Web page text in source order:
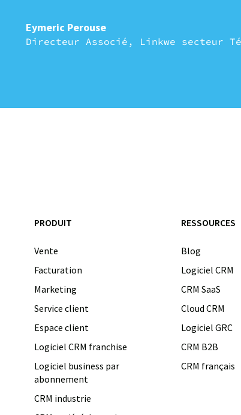
Eymeric Perouse
Directeur Associé, Linkwe secteur
PRODUIT
Vente
Facturation
Marketing
Service client
Espace client
Logiciel CRM franchise
Logiciel business par
abonnement
CRM industrie
RESSOURCES
Blog
Logiciel CRM
CRM SaaS
Cloud CRM
Logiciel GRC
CRM B2B
CRM français